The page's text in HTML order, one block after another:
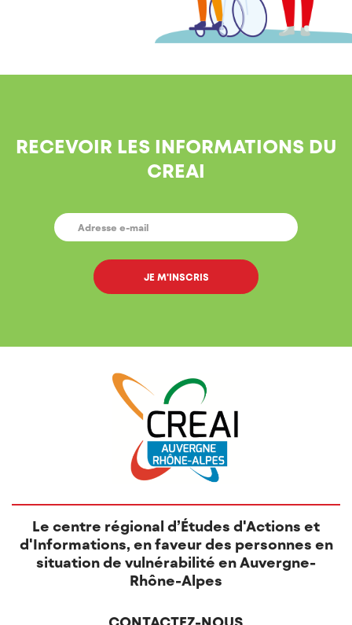
RECEVOIR LES INFORMATIONS DU
CREAI
E-
MAIL *
Le centre régional d’Études d'Actions et
d'Informations, en faveur des personnes en
situation de vulnérabilité en Auvergne-
Rhône-Alpes